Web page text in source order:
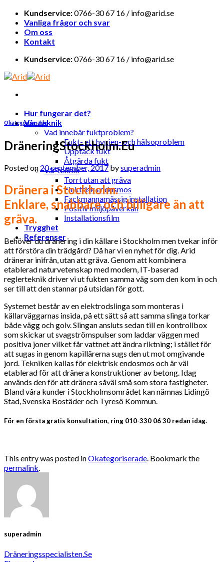
Skip
content
Kundservice:0766-30 67 16 / info@arid.se
Vanliga frågor och svar
Om oss
Kontakt
Kundservice:0766-30 67 16 / info@arid.se
Hur fungerar det?
Vår teknik
Vad innebär fuktproblem?
Fukt- ett hygien- och hälsoproblem
Upptäck fukt
Åtgärda fukt
Vår teknik
Torrt utan att gräva
Elektrisk endosmos
Fackmannamässig installation
Positiv miljöpåverkan
Installationsfilm
Trygghet
Referenser
Okategoriserade
DräneringStockholm.Eu
Posted on 20 september, 2017 bysuperadmin
Dränera i Stockholm.
Enklare, snabbare och billigare än att
gräva.
Behöver du dränering i din källare i Stockholm men tvekar inför
att förstöra din trädgård? Då har vi en nyhet för dig. Arid
dränerar inifrån, utan att gräva. Genom att kombinera
etablerad naturvetenskap med modern, IT-baserad
reglerteknik driver vi ut fukten samma väg som den kom in och
ser till att den stannar på utsidan för gott.
Systemet består av en elektrodslinga som monteras i
källarväggarnas insida, på ett sätt så att samma slinga torkar
både vägg och golv. Slingan ansluts sedan till en kontrollbox
som skickar ut svagströmspulser som laddar väggen med
positiva joner vilket får vattnet att ändra riktning; i stället för
att sugas in genom kapillärerna sugs den ut mot omgivande
jord. Tekniken kallas för elektrisk endosmos och är väl
etablerad för att dränera konstruktioner av betong. Idag
används den för att dränera såväl små som stora fastigheter.
Bland våra kunder i Stockholmsområdet kan nämnas Lidingö
Stad, Svenska Bostäder och Tyresö Kommun.
För en första gratis konsultation, ring 010-330 06 30 redan idag.
This entry was posted inOkategoriserade. Bookmark the
permalink.
superadmin
Dräneringsspecialisten.Se